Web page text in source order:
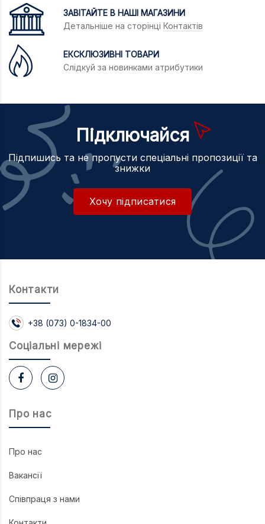
ЗАВІТАЙТЕ В НАШІ МАГАЗИНИ
Детальніше на сторінці Контактів
ЕКСКЛЮЗИВНІ ТОВАРИ
Слідкуй за новинками атрибутики
Підключайся
Підпишись та не пропусти спеціальні пропозиції та
знижки
Хочу підписатися
Про нас
Про нас
Вакансії
Співпраця з нами
Контакти
+38 (073) 0-1834-00
Соцiальнi мережi